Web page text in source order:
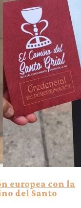
europea con la
del Santo